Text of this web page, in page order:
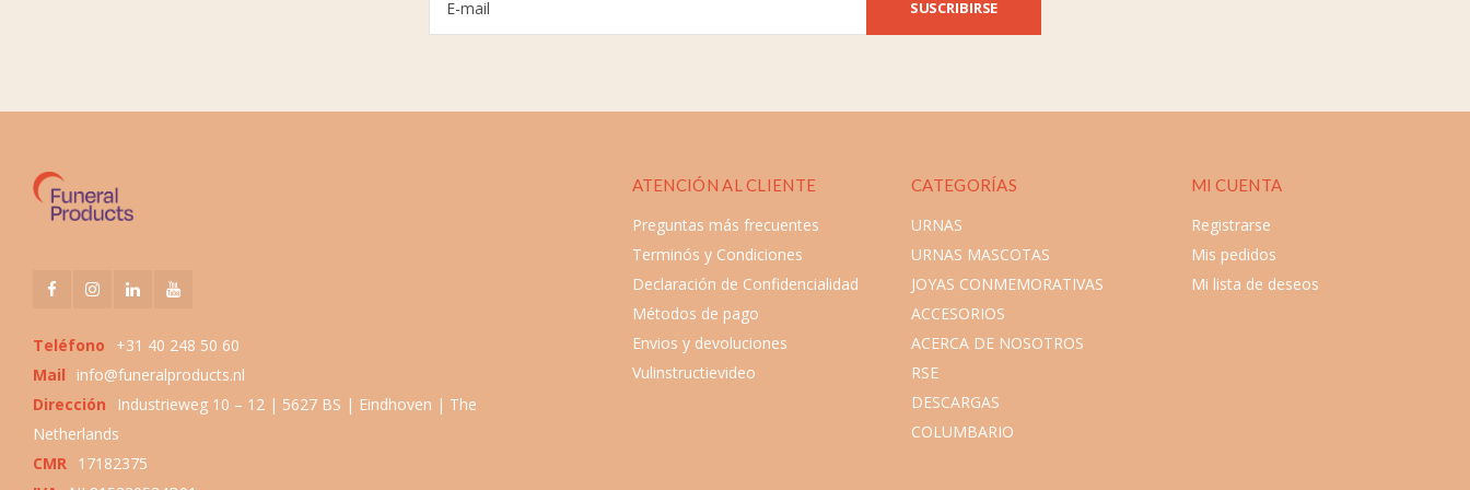
SUSCRIBIRSE
Teléfono
+31 40 248 50 60
Mail
info@funeralproducts.nl
Dirección
Industrieweg 10 – 12 | 5627 BS | Eindhoven | The
Netherlands
CMR 17182375
ATENCIÓN AL CLIENTE
Preguntas más frecuentes
Terminós y Condiciones
Declaración de Confidencialidad
Métodos de pago
Envios y devoluciones
Vulinstructievideo
CATEGORÍAS
URNAS
URNAS MASCOTAS
JOYAS CONMEMORATIVAS
ACCESORIOS
ACERCA DE NOSOTROS
RSE
DESCARGAS
COLUMBARIO
MI CUENTA
Registrarse
Mis pedidos
Mi lista de deseos